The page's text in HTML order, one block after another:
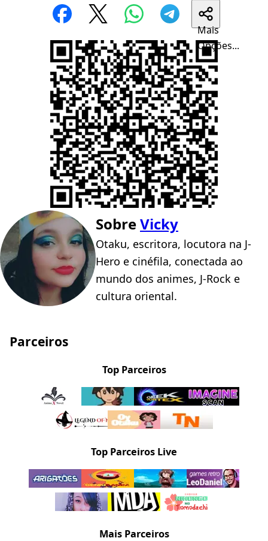
Mais
Opções...
SobreVicky
Otaku, escritora, locutora na J-
Hero e cinéfila, conectada ao
mundo dos animes, J-Rock e
cultura oriental.
Parceiros
Top Parceiros
Top Parceiros Live
Mais Parceiros